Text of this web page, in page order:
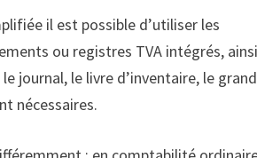
il est possible d’utiliser les
ou registres TVA intégrés, ainsi
journal, le livre d’inventaire, le grand
nécessaires.